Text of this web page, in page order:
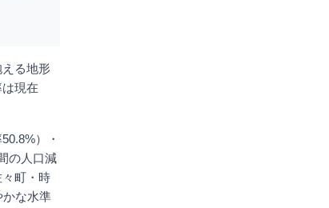
る地形
現在
）・
の人口減
町・時
かな水準